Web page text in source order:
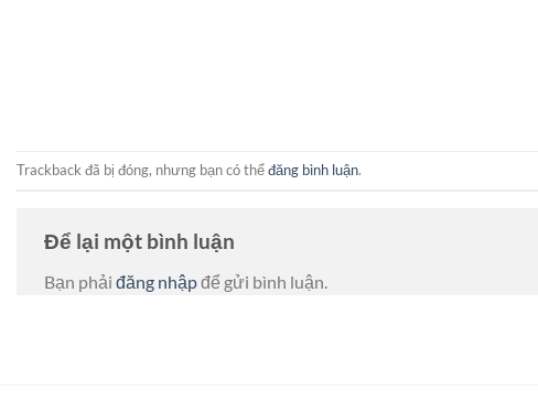
Trackback đã bị đóng, nhưng bạn có thểđăng bình luận.
Để lại một bình luận
Bạn phải đăng nhậpđể gửi bình luận.